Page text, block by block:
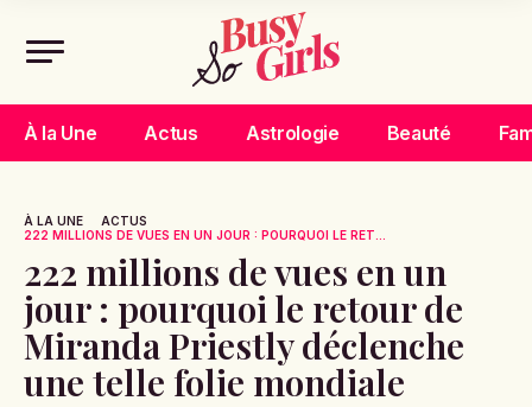
À la Une Actus Astrologie Beauté
À LA UNE
ACTUS
222 MILLIONS DE VUES EN UN JOUR : POURQUOI LE RET...
222 millions de vues en un
jour : pourquoi le retour de
Miranda Priestly déclenche
une telle folie mondiale